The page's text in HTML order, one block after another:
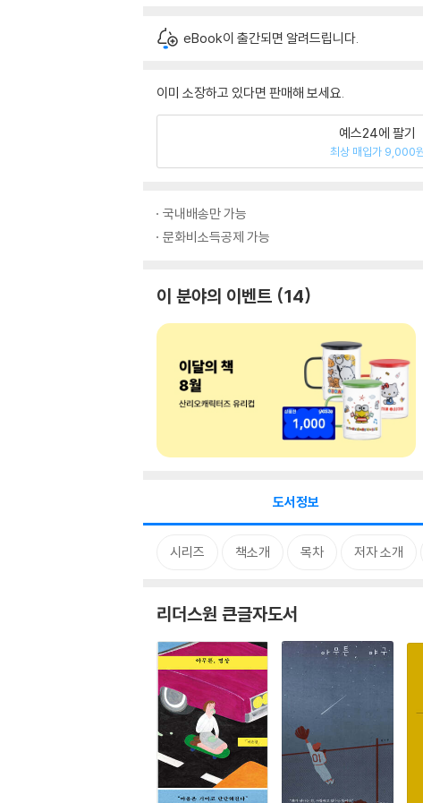
eBook이 출간되면 알려드립니다.
이미 소장하고 있다면 판매해 보세요.
예스24에 팔기
최상 매입가 9,000
국내배송만 가능
문화비소득공제 가능
이 분야의 이벤트 14
도서정보
시리즈 책소개 목차 저자 소개
리더스원 큰글자도서